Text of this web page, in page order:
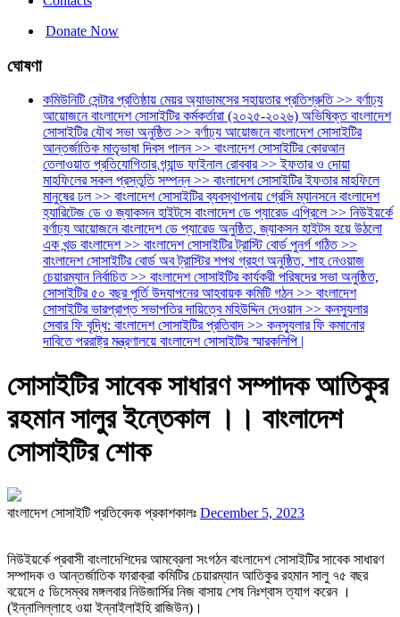
Donate Now
ঘোষণা
কমিউনিটি সেন্টার প্রতিষ্ঠায় মেয়র অ্যাডামসের সহায়তার প্রতিশ্রুতি >> বর্ণাঢ্য
আয়োজনে বাংলাদেশ সোসাইটির কর্মকর্তারা (২০২৫-২০২৬) অভিষিক্ত বাংলাদেশ
সোসাইটির যৌথ সভা অনুষ্ঠিত >> বর্ণাঢ্য আয়োজনে বাংলাদেশ সোসাইটির
আন্তর্জাতিক মাতৃভাষা দিবস পালন >> বাংলাদেশ সোসাইটির কোরআন
তেলাওয়াত প্রতিযোগিতার গ্র্যান্ড ফাইনাল রোববার >> ইফতার ও দোয়া
মাহফিলের সকল প্রস্তুতি সম্পন্ন >> বাংলাদেশ সোসাইটির ইফতার মাহফিলে
মানুষের ঢল >> বাংলাদেশ সোসাইটির ব্যবস্থাপনায় গ্রেসি ম্যানসনে বাংলাদেশ
হ্যারিটেজ ডে ও জ্যাকসন হাইটসে বাংলাদেশ ডে প্যারেড এপ্রিলে >> নিউইয়র্কে
বর্ণাঢ্য আয়োজনে বাংলাদেশ ডে প্যারেড অনুষ্ঠিত, জ্যাকসন হাইটস হয়ে উঠলো
এক খন্ড বাংলাদেশ >> বাংলাদেশ সোসাইটির ট্রাস্টি বোর্ড পুনর্গ গঠিত >>
বাংলাদেশ সোসাইটির বোর্ড অব ট্রাস্টির শপথ গ্রহণ অনুষ্ঠিত, শাহ নেওয়াজ
চেয়ারম্যান নির্বাচিত >> বাংলাদেশ সোসাইটির কার্যকরী পরিষদের সভা অনুষ্ঠিত,
সোসাইটির ৫০ বছর পূর্তি উদযাপনের আহবায়ক কমিটি গঠন >> বাংলাদেশ
সোসাইটির ভারপ্রাপ্ত সভাপতির দায়িত্বে মহিউদ্দিন দেওয়ান >> কনস্যুলার
সেবার ফি বৃদ্ধি: বাংলাদেশ সোসাইটির প্রতিবাদ >> কনস্যুলার ফি কমানোর
দাবিতে পররাষ্ট্র মন্ত্রণালয়ে বাংলাদেশ সোসাইটির স্মারকলিপি |
সোসাইটির সাবেক সাধারণ সম্পাদক আতিকুর
রহমান সালুর ইন্তেকাল ।। বাংলাদেশ
সোসাইটির শোক
বাংলাদেশ সোসাইটি প্রতিবেদক প্রকাশকালঃ December 5, 2023
নিউইয়র্কে প্রবাসী বাংলাদেশিদের আমব্রেলা সংগঠন বাংলাদেশ সোসাইটির সাবেক সাধারণ
সম্পাদক ও আন্তর্জাতিক ফারাক্রা কমিটির চেয়ারম্যান আতিকুর রহমান সালু ৭৫ বছর
বয়েসে ৫ ডিসেম্বর মঙ্গলবার নিউজার্সির নিজ বাসায় শেষ নিঃশ্বাস ত্যাগ করেন ।
(ইন্নালিল্লাহে ওয়া ইন্নাইলাইহি রাজিউন)।